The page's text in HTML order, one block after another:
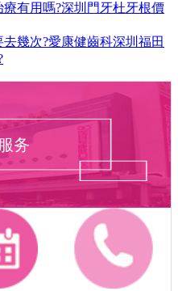
療有用嗎?深圳門牙杜牙根價
幾次?愛康健齒科深圳福田
务